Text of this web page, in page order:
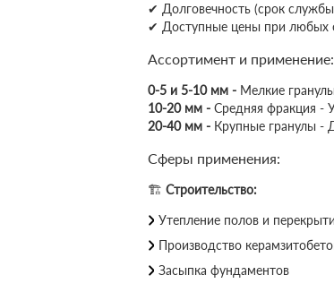
✔ Долговечность (срок
✔ Доступные цены при любых
Ассортимент и применение:
0-5 и 5-10 мм - Мелкие
10-20 мм - Средняя фракция -
20-40 мм - Крупные гранулы -
Сферы применения:
🏗 Строительство:
Утепление полов и
Производство
Засыпка фундаментов